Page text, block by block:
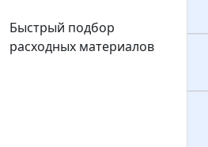
Быстрый подбор
расходных материалов